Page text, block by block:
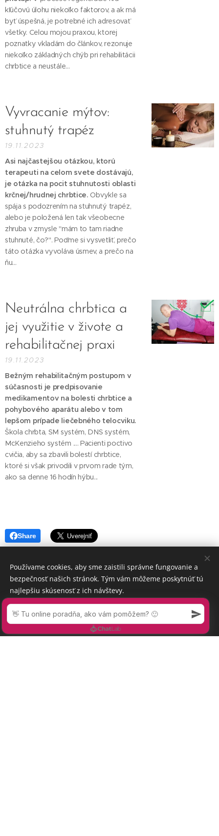
kľúčovú úlohu niekoľko faktorov, a ak má
byť úspešná, je potrebné ich adresovať
všetky. Celou mojou praxou, ktorej
poznatky vkladám do článkov, rezonuje
niekoľko základných chýb pri rehabilitácii
chrbtice a neustále...
Vyvracanie mýtov:
stuhnutý trapéz
19.11.2023
Asi najčastejšou otázkou, ktorú
terapeuti na celom svete dostávajú,
je otázka na pocit stuhnutosti oblasti
krčnej/hrudnej chrbtice. Obvykle sa
spája s podozrením na stuhnutý trapéz,
alebo je položená len tak všeobecne
zhruba v zmysle "mám to tam riadne
stuhnuté, čo?". Poďme si vysvetliť, prečo
táto otázka vyvoláva úsmev, a prečo na
ňu...
Neutrálna chrbtica a
jej využitie v živote a
rehabilitačnej praxi
19.11.2023
Bežným rehabilitačným postupom v
súčasnosti je predpisovanie
medikamentov na bolesti chrbtice a
pohybového aparátu alebo v tom
lepšom prípade liečebného telocviku.
Škola chrbta, SM systém, DNS systém,
McKenzieho systém .... Pacienti poctivo
cvičia, aby sa zbavili bolestí chrbtice,
ktoré si však privodili v prvom rade tým,
ako sa denne 16 hodín hýbu...
Share
Používame cookies, aby sme zaistili správne fungovanie a
bezpečnosť našich stránok. Tým vám môžeme poskytnúť tú
najlepšiu skúsenosť z ich návštevy.
Prijať nevyhnutné Prijať všetko